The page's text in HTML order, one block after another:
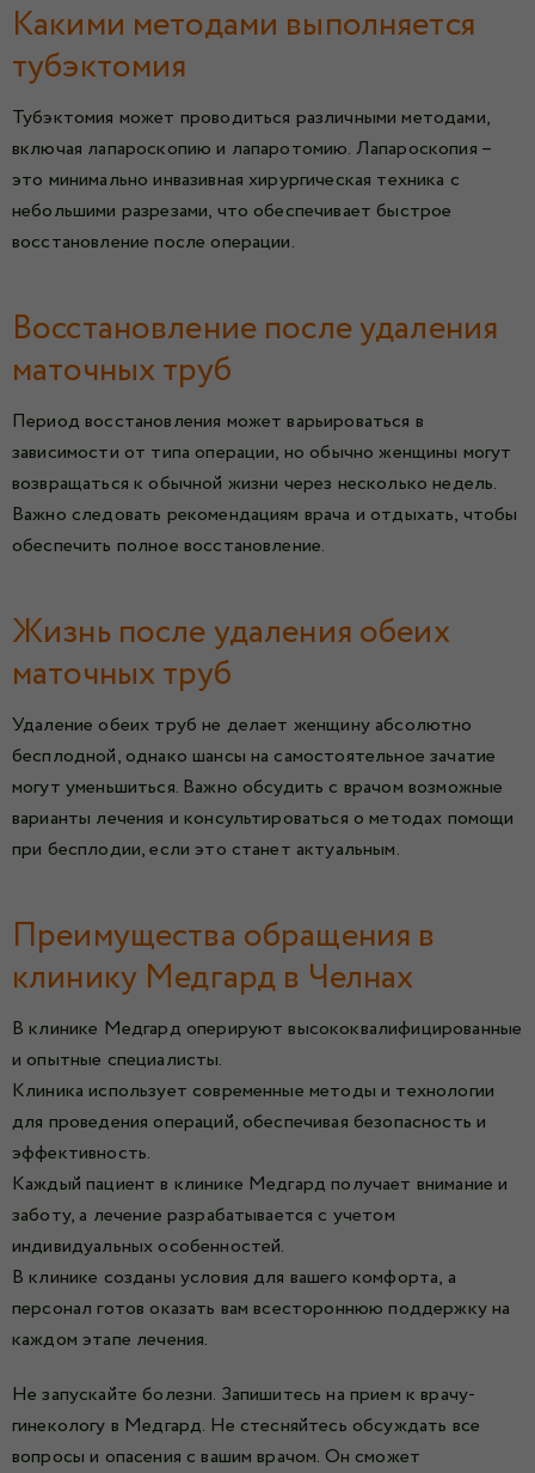
Какими методами выполняется
тубэктомия
Тубэктомия может проводиться различными методами,
включая лапароскопию и лапаротомию. Лапароскопия –
это минимально инвазивная хирургическая техника с
небольшими разрезами, что обеспечивает быстрое
восстановление после операции.
Восстановление после удаления
маточных труб
Период восстановления может варьироваться в
зависимости от типа операции, но обычно женщины могут
возвращаться к обычной жизни через несколько недель.
Важно следовать рекомендациям врача и отдыхать, чтобы
обеспечить полное восстановление.
Жизнь после удаления обеих
маточных труб
Удаление обеих труб не делает женщину абсолютно
бесплодной, однако шансы на самостоятельное зачатие
могут уменьшиться. Важно обсудить с врачом возможные
варианты лечения и консультироваться о методах помощи
при бесплодии, если это станет актуальным.
Преимущества обращения в
клинику Медгард в Челнах
В клинике Медгард оперируют высококвалифицированные
и опытные специалисты.
Клиника использует современные методы и технологии
для проведения операций, обеспечивая безопасность и
эффективность.
Каждый пациент в клинике Медгард получает внимание и
заботу, а лечение разрабатывается с учетом
индивидуальных особенностей.
В клинике созданы условия для вашего комфорта, а
персонал готов оказать вам всестороннюю поддержку на
каждом этапе лечения.
Не запускайте болезни. Запишитесь на прием к врачу-
гинекологу в Медгард. Не стесняйтесь обсуждать все
вопросы и опасения с вашим врачом. Он сможет